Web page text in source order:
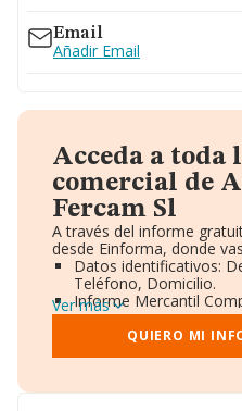
Email
Añadir Email
Acceda a
comercial de
Fercam Sl
A través del informe
desde Einforma, donde
Datos identificativos:
Teléfono, Domicilio.
Informe Mercantil
Gráficos de Evolución
Consejo de
Directivos y Ejecutivos.
Ver más
QUIERO MI